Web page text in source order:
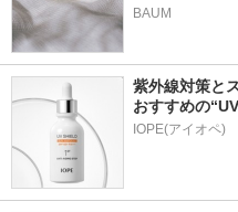
BAUM
紫外線対策と
おすすめの
IOPE(アイオペ)